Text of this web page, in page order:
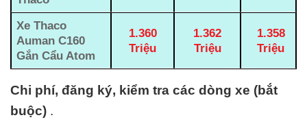
Xe Thaco
Auman C160
Gắn Cẩu Atom
1.360
Triệu
1.362
Triệu
1.358
Triệu
Chi phí, đăng ký, kiểm tra các dòng xe (bắt
buộc) .